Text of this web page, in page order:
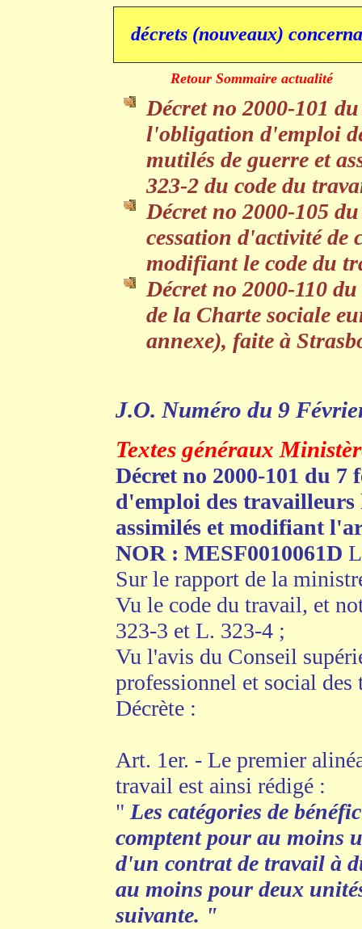
décrets (nouveaux)
Retour Sommaire actualité
Décret no 2000-101
l'obligation d'emploi
mutilés de guerre et
323-2 du code du
Décret no 2000-105
cessation d'activité de
modifiant le code du
Décret no 2000-110
de la Charte sociale
annexe), faite à
.
J.O. Numéro du 9
Textes généraux
Décret no 2000-101 du
d'emploi des travailleurs
assimilés et modifiant
NOR : MESF0010061D
Sur le rapport de la
Vu le code du travail, et
323-3 et L. 323-4 ;
Vu l'avis du Conseil
professionnel et social
Décrète :
Art. 1er. - Le premier
travail est ainsi rédigé :
" Les catégories de
comptent pour au moins
d'un contrat de travail à
au moins pour deux
suivante. "